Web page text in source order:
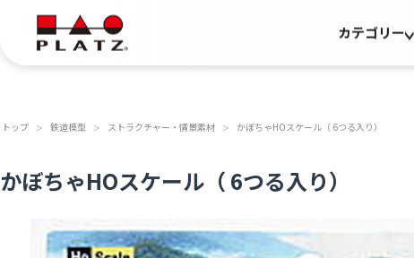
カテゴリー
トップ ＞ 鉄道模型 ＞ ストラクチャー・情景素材 ＞ かぼちゃHOスケール（ 6つる入り）
かぼちゃHOスケール（ 6つる入り）